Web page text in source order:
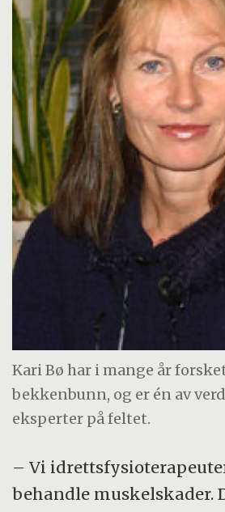
Kari Bø har i mange år
bekkenbunn, og er én av
eksperter på feltet.
– Vi
behandle muskelskader.